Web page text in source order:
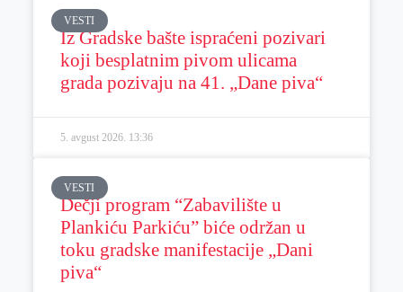
VESTI
Iz Gradske bašte ispraćeni pozivari
koji besplatnim pivom ulicama
grada pozivaju na 41. „Dane piva“
5. avgust 2026. 13:36
VESTI
Dečji program “Zabavilište u
Plankiću Parkiću” biće održan u
toku gradske manifestacije „Dani
piva“